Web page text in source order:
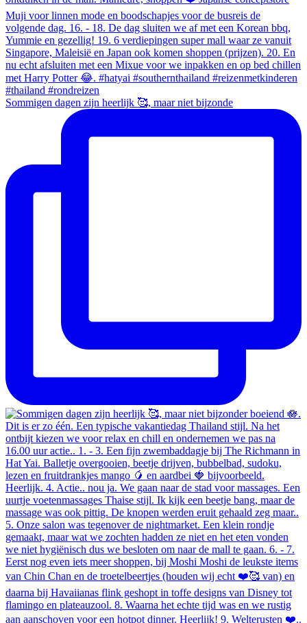
Sommigen dagen zijn heerlijk 🥰, maar niet bijzonde